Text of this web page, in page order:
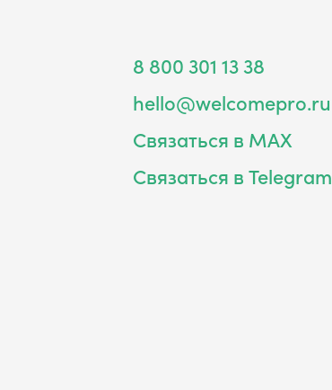
8 800 301 13 38
hello@welcomepro.ru
Связаться в MAX
Связаться в Telegram